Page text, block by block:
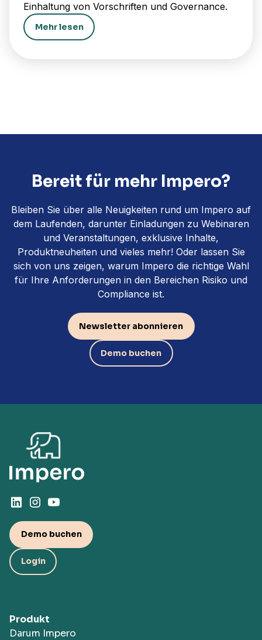
Einhaltung von Vorschriften und Governance.
Mehr lesen
Bereit für mehr Impero?
Bleiben Sie über alle Neuigkeiten rund um Impero auf
dem Laufenden, darunter Einladungen zu Webinaren
und Veranstaltungen, exklusive Inhalte,
Produktneuheiten und vieles mehr! Oder lassen Sie
sich von uns zeigen, warum Impero die richtige Wahl
für Ihre Anforderungen in den Bereichen Risiko und
Compliance ist.
Newsletter abonnieren
Demo buchen
Demo buchen
Login
Produkt
Darum Impero